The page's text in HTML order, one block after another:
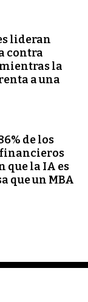
lideran
contra
la
a una
de los
que la IA es
que un MBA